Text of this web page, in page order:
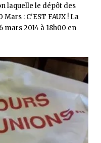
laquelle le dépôt des
: C'EST FAUX ! La
2014 à 18h00 en